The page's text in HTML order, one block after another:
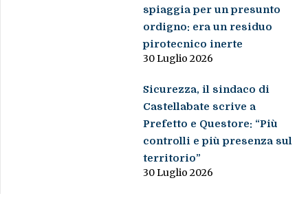
spiaggia per un presunto
ordigno: era un residuo
pirotecnico inerte
30 Luglio 2026
Sicurezza, il sindaco di
Castellabate scrive a
Prefetto e Questore: “Più
controlli e più presenza sul
territorio”
30 Luglio 2026